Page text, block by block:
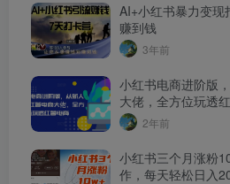
AI+小红书暴力变现
赚到钱
3年前
小红书电商进阶版
大佬，全方位玩透
2年前
小红书三个月涨粉
作，每天轻松日入